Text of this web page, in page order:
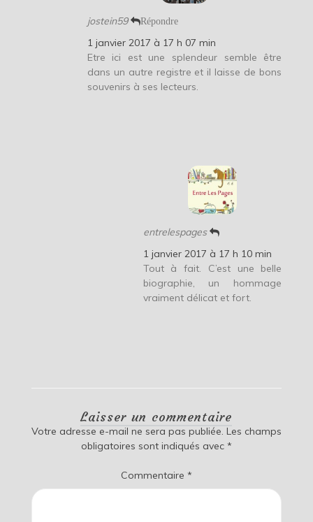
jostein59 Répondre
1 janvier 2017 à 17 h 07 min
Etre ici est une splendeur semble être
dans un autre registre et il laisse de bons
souvenirs à ses lecteurs.
entrelespages
1 janvier 2017 à 17 h 10 min
Tout à fait. C’est une belle
biographie, un hommage
vraiment délicat et fort.
Laisser un commentaire
Votre adresse e-mail ne sera pas publiée. Les champs
obligatoires sont indiqués avec *
Commentaire *